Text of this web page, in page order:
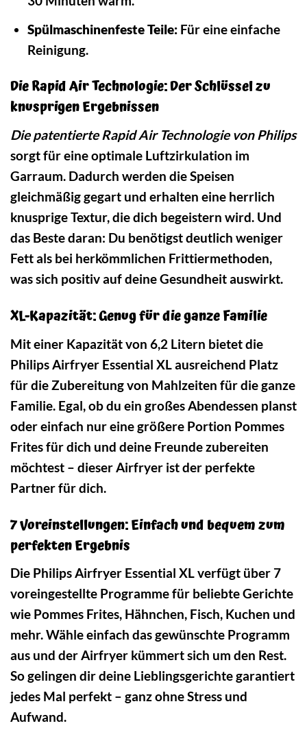
Spülmaschinenfeste Teile:Für eine einfache
Reinigung.
Die Rapid Air Technologie: Der Schlüssel zu
knusprigen Ergebnissen
Die patentierte Rapid Air Technologie von Philips
sorgt für eine optimale Luftzirkulation im
Garraum. Dadurch werden die Speisen
gleichmäßig gegart und erhalten eine herrlich
knusprige Textur, die dich begeistern wird. Und
das Beste daran: Du benötigst deutlich weniger
Fett als bei herkömmlichen Frittiermethoden,
was sich positiv auf deine Gesundheit auswirkt.
XL-Kapazität: Genug für die ganze Familie
Mit einer Kapazität von 6,2 Litern bietet die
Philips Airfryer Essential XL ausreichend Platz
für die Zubereitung von Mahlzeiten für die ganze
Familie. Egal, ob du ein großes Abendessen planst
oder einfach nur eine größere Portion Pommes
Frites für dich und deine Freunde zubereiten
möchtest – dieser Airfryer ist der perfekte
Partner für dich.
7 Voreinstellungen: Einfach und bequem zum
perfekten Ergebnis
Die Philips Airfryer Essential XL verfügt über 7
voreingestellte Programme für beliebte Gerichte
wie Pommes Frites, Hähnchen, Fisch, Kuchen und
mehr. Wähle einfach das gewünschte Programm
aus und der Airfryer kümmert sich um den Rest.
So gelingen dir deine Lieblingsgerichte garantiert
jedes Mal perfekt – ganz ohne Stress und
Aufwand.